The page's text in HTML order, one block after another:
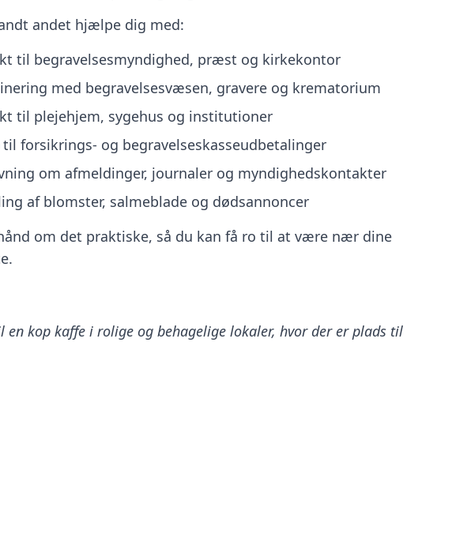
andet hjælpe dig med:
til begravelsesmyndighed, præst og kirkekontor
med begravelsesvæsen, gravere og krematorium
til plejehjem, sygehus og institutioner
forsikrings- og begravelseskasseudbetalinger
om afmeldinger, journaler og myndighedskontakter
af blomster, salmeblade og dødsannoncer
om det praktiske, så du kan få ro til at være nær dine
kop kaffe i rolige og behagelige lokaler, hvor der er plads til